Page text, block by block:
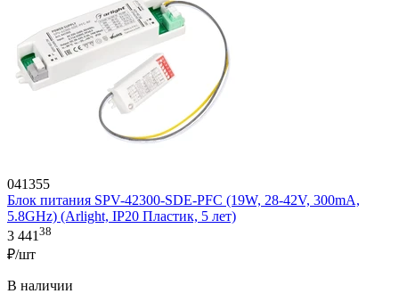
041355
Блок питания SPV-42300-SDE-PFC (19W, 28-42V, 300mA,
5.8GHz) (Arlight, IP20 Пластик, 5 лет)
3 44138
₽/шт
В наличии